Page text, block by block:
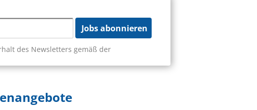
Jobs abonnieren
des Newsletters gemäß der